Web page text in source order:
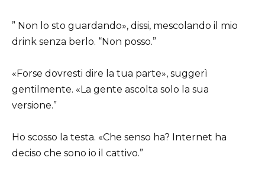
” Non lo sto guardando», dissi, mescolando il mio
drink senza berlo. “Non posso.”
«Forse dovresti dire la tua parte», suggerì
gentilmente. «La gente ascolta solo la sua
versione.”
Ho scosso la testa. «Che senso ha? Internet ha
deciso che sono io il cattivo.”